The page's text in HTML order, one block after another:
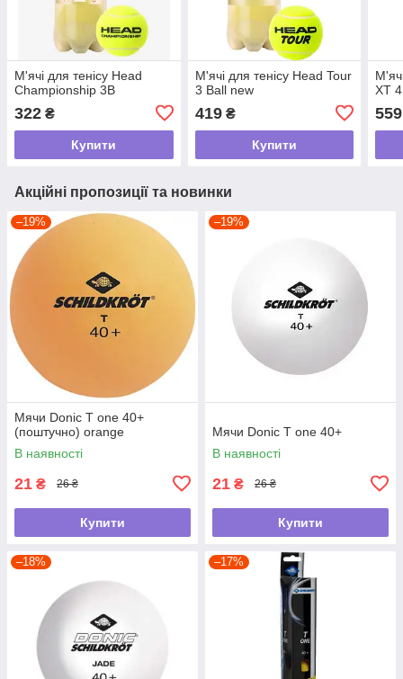
М'ячі для тенісу Head
Championship 3B
322 ₴
Купити
М'ячі для тенісу Head Tour
3 Ball new
419₴
Купити
XT
559
Акційні пропозиції та новинки
–19%
Мячи Donic T one 40+
(поштучно) orange
В наявності
21 ₴ 26 ₴
Купити
–19%
Мячи Donic T one 40+
В наявності
21 ₴ 26 ₴
Купити
–18% –17%